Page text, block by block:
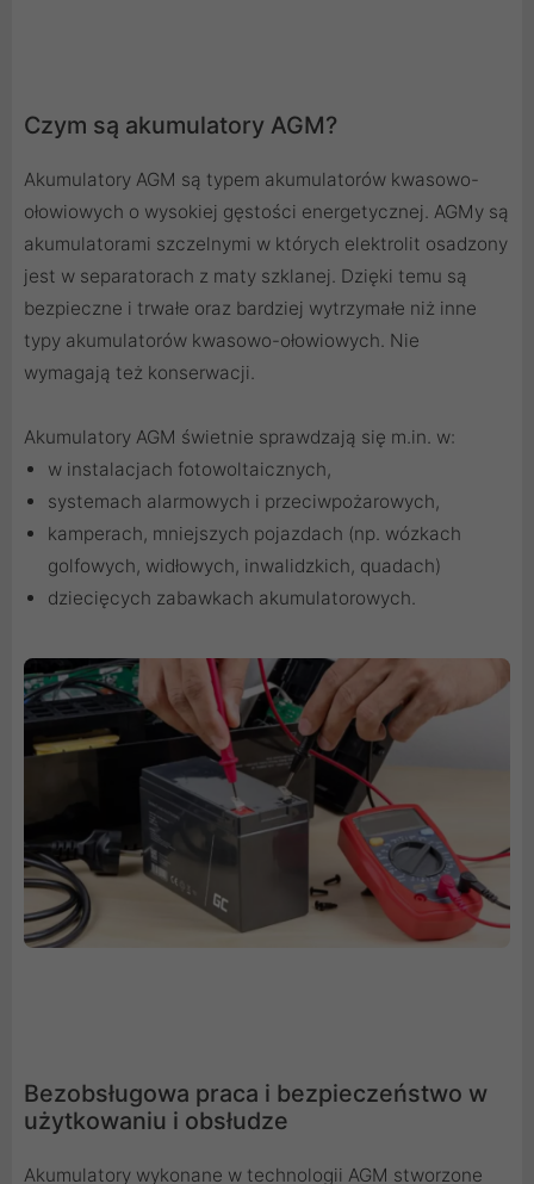
Czym są akumulatory AGM?
Akumulatory AGM są typem akumulatorów kwasowo-
ołowiowych o wysokiej gęstości energetycznej. AGMy są
akumulatorami szczelnymi w których elektrolit osadzony
jest w separatorach z maty szklanej. Dzięki temu są
bezpieczne i trwałe oraz bardziej wytrzymałe niż inne
typy akumulatorów kwasowo-ołowiowych. Nie
wymagają też konserwacji.
Akumulatory AGM świetnie sprawdzają się m.in. w:
w instalacjach fotowoltaicznych,
systemach alarmowych i przeciwpożarowych,
kamperach, mniejszych pojazdach (np. wózkach
golfowych, widłowych, inwalidzkich, quadach)
dziecięcych zabawkach akumulatorowych.
Bezobsługowa praca i bezpieczeństwo w
użytkowaniu i obsłudze
Akumulatory wykonane w technologii AGM stworzone